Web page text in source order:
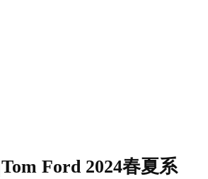
Ford 2024春夏系